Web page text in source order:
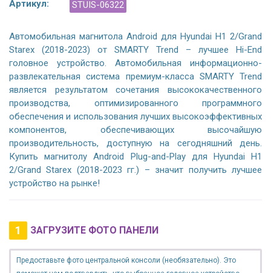
Артикул: STUIS-06322
Автомобильная магнитола Android для Hyundai H1 2/Grand
Starex (2018-2023) от SMARTY Trend – лучшее Hi-End
головное устройство. Автомобильная информационно-
развлекательная система премиум-класса SMARTY Trend
является результатом сочетания высококачественного
производства, оптимизированного программного
обеспечения и использования лучших высокоэффективных
компонентов, обеспечивающих высочайшую
производительность, доступную на сегодняшний день.
Купить магнитолу Android Plug-and-Play для Hyundai H1
2/Grand Starex (2018-2023 гг.) – значит получить лучшее
устройство на рынке!
1 ЗАГРУЗИТЕ ФОТО ПАНЕЛИ
Предоставьте фото центральной консоли (необязательно). Это